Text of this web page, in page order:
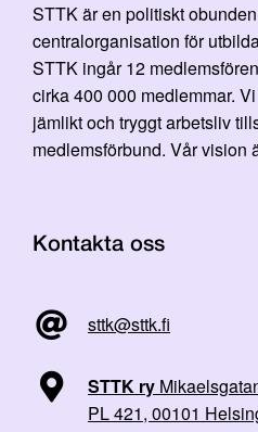
STTK är en politiskt
centralorganisation för
STTK ingår 12
cirka 400 000 medlemmar.
jämlikt och tryggt arbetsliv
medlemsförbund. Vår vision
Kontakta oss
sttk@sttk.fi
STTK ry
PL 421, 00101